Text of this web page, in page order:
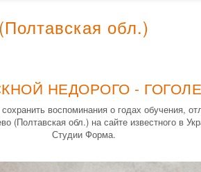
обл.)
НЕДОРОГО -
воспоминания о годах обучения,
(Полтавская обл.) на сайте известного в
Студии Форма.